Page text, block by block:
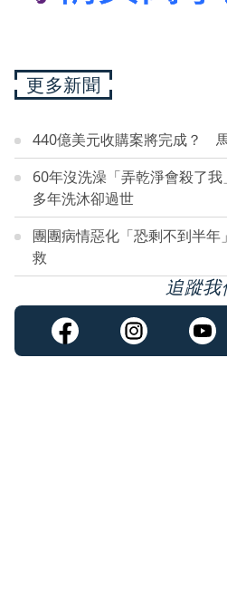
更多新聞
440億美元收購案將完成？
60年沒洗澡「弄乾淨會殺了
多年洗沐卻過世
團團病情惡化「恐剩不到半
救
追蹤我